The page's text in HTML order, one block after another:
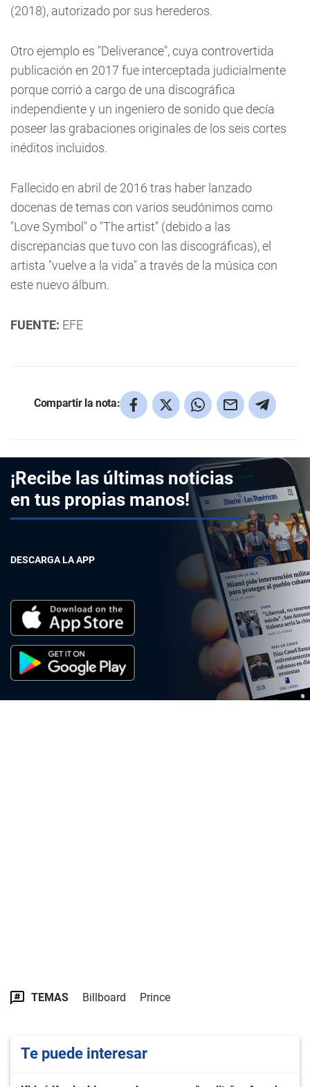
(2018), autorizado por sus herederos.
Otro ejemplo es "Deliverance", cuya controvertida
publicación en 2017 fue interceptada judicialmente
porque corrió a cargo de una discográfica
independiente y un ingeniero de sonido que decía
poseer las grabaciones originales de los seis cortes
inéditos incluidos.
Fallecido en abril de 2016 tras haber lanzado
docenas de temas con varios seudónimos como
"Love Symbol" o "The artist" (debido a las
discrepancias que tuvo con las discográficas), el
artista "vuelve a la vida" a través de la música con
este nuevo álbum.
FUENTE: EFE
Compartir la nota:
¡Recibe las últimas noticias
en tus propias manos!
DESCARGA LA APP
TEMAS Billboard Prince
Te puede interesar